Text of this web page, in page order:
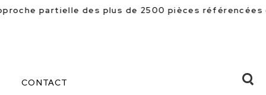
pièces référencées en magasin. Beaucoup
CONTACT